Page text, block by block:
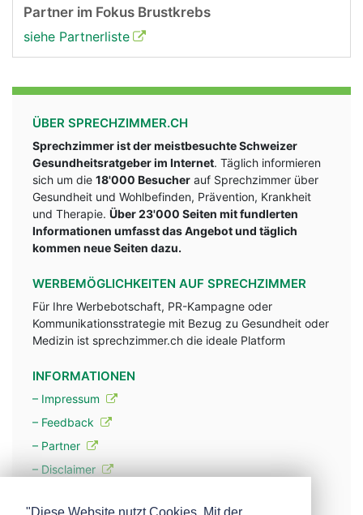
Partner im Fokus Brustkrebs
siehe Partnerliste
ÜBER SPRECHZIMMER.CH
Sprechzimmer ist der meistbesuchte Schweizer
Gesundheitsratgeber im Internet. Täglich informieren
sich um die 18'000 Besucher auf Sprechzimmer über
Gesundheit und Wohlbefinden, Prävention, Krankheit
und Therapie. Über 23'000 Seiten mit fundlerten
Informationen umfasst das Angebot und täglich
kommen neue Seiten dazu.
WERBEMÖGLICHKEITEN AUF SPRECHZIMMER
Für Ihre Werbebotschaft, PR-Kampagne oder
Kommunikationsstrategie mit Bezug zu Gesundheit oder
Medizin ist sprechzimmer.ch die ideale Platform
INFORMATIONEN
– Impressum
– Feedback
– Partner
– Disclaimer